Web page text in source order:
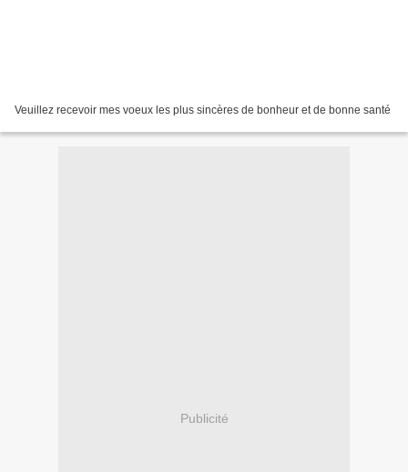
Veuillez recevoir mes voeux les plus sincères de bonheur et de bonne santé
Publicité